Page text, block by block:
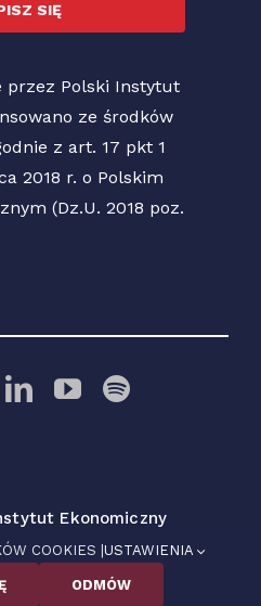
SIĘ
przez Polski Instytut
ze środków
z art. 17 pkt 1
2018 r. o Polskim
(Dz.U. 2018 poz.
Ekonomiczny
COOKIES | USTAWIENIA
ODMÓW